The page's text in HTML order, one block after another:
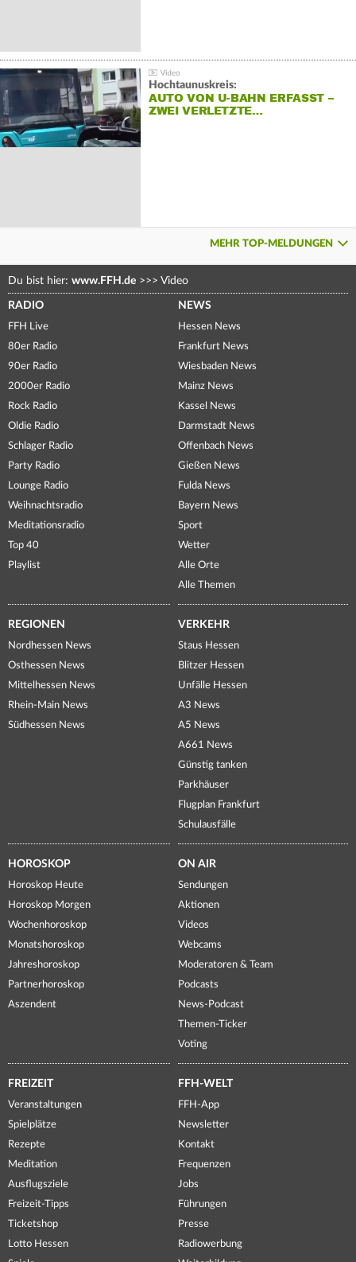
Hochtaunuskreis:
AUTO VON U-BAHN ERFASST –
ZWEI VERLETZTE…
MEHR TOP-MELDUNGEN
Du bist hier: www.FFH.de >>> Video
RADIO
FFH Live
80er Radio
90er Radio
2000er Radio
Rock Radio
Oldie Radio
Schlager Radio
Party Radio
Lounge Radio
Weihnachtsradio
Meditationsradio
Top 40
Playlist
NEWS
Hessen News
Frankfurt News
Wiesbaden News
Mainz News
Kassel News
Darmstadt News
Offenbach News
Gießen News
Fulda News
Bayern News
Sport
Wetter
Alle Orte
Alle Themen
REGIONEN
Nordhessen News
Osthessen News
Mittelhessen News
Rhein-Main News
Südhessen News
VERKEHR
Staus Hessen
Blitzer Hessen
Unfälle Hessen
A3 News
A5 News
A661 News
Günstig tanken
Parkhäuser
Flugplan Frankfurt
Schulausfälle
HOROSKOP
Horoskop Heute
Horoskop Morgen
Wochenhoroskop
Monatshoroskop
Jahreshoroskop
Partnerhoroskop
Aszendent
ON AIR
Sendungen
Aktionen
Videos
Webcams
Moderatoren & Team
Podcasts
News-Podcast
Themen-Ticker
Voting
FREIZEIT
Veranstaltungen
Spielplätze
Rezepte
Meditation
Ausflugsziele
Freizeit-Tipps
Ticketshop
Lotto Hessen
FFH-WELT
FFH-App
Newsletter
Kontakt
Frequenzen
Jobs
Führungen
Presse
Radiowerbung